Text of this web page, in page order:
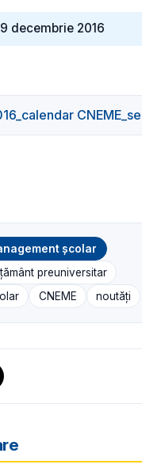
9 decembrie 2016
școlar
preuniversitar
CNEME noutăți